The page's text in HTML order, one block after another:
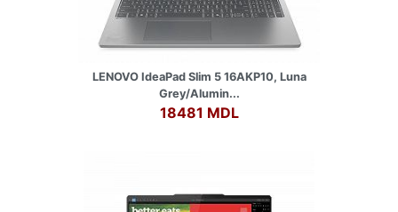
LENOVO IdeaPad Slim 5 16AKP10, Luna
Grey/Alumin...
18481 MDL